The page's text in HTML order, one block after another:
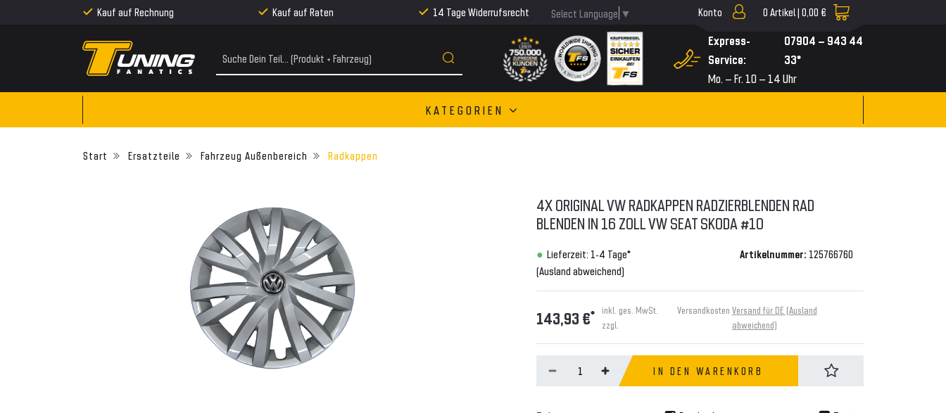
Kauf auf Rechnung Kauf auf Raten 14 Tage Widerrufsrecht Select Language ▼ Konto 0 Artikel | 0,00 €
Express-
Service:
07904 – 943 44
33*
Mo. – Fr. 10 – 14 Uhr
KATEGORIEN
Ersatzteile Fahrzeug Außenbereich Radkappen
4X ORIGINAL VW RADKAPPEN RADZIERBLENDEN RAD
BLENDEN IN 16 ZOLL VW SEAT SKODA #10
Lieferzeit: 1-4 Tage*
(Ausland abweichend)
Artikelnummer: 125766760
143,93 €*
inkl. ges. MwSt.
zzgl.
Versandkosten Versand für DE (Ausland
abweichend)
IN DEN WARENKORB